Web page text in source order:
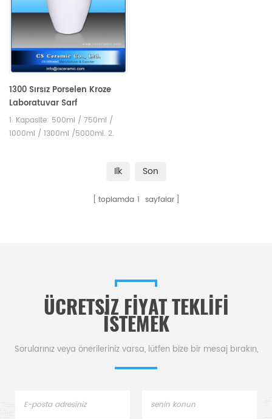
1300 Sırsız Porselen Kroze
Laboratuvar Sarf
Malzemeleri
1. Kapasite: 500ml / 750ml /
1000ml / 1300ml /5000ml. 2.
Ilk Son
toplamda 1 sayfalar
ÜCRETSIZ FIYAT TEKLIFI
ISTEMEK
Sorularınız veya önerileriniz varsa, lütfen bize bir mesaj bırakın,